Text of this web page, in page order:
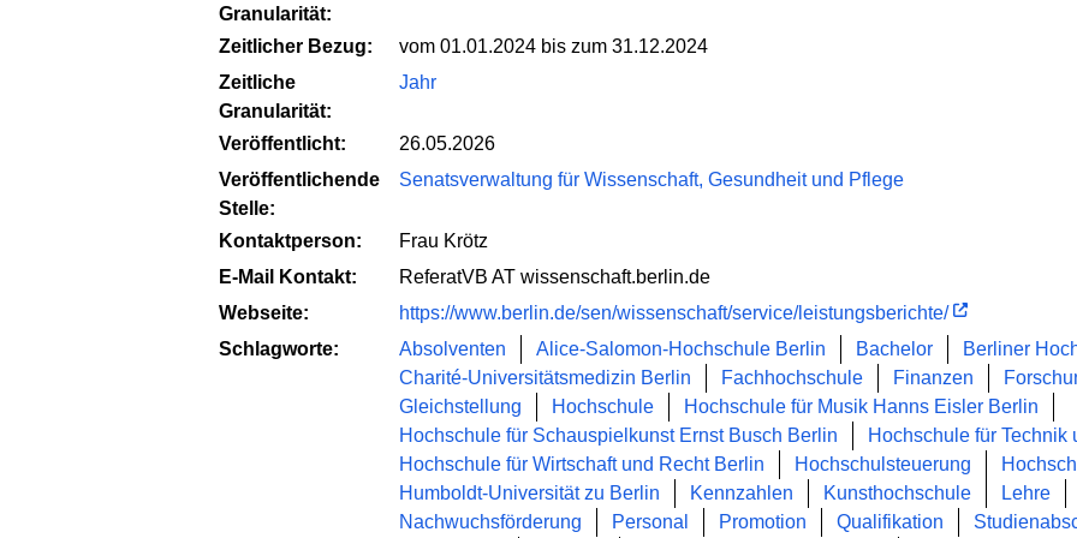
Granularität:
Zeitlicher Bezug:
vom 01.01.2024 bis zum 31.12.2024
Zeitliche
Granularität:
Jahr
Veröffentlicht:
26.05.2026
Veröffentlichende
Stelle:
Senatsverwaltung für Wissenschaft, Gesundheit und Pflege
Kontaktperson:
Frau Krötz
E-Mail Kontakt:
ReferatVB AT wissenschaft.berlin.de
Webseite:
https://www.berlin.de/sen/wissenschaft/service/leistungsberichte/
Schlagworte:
Absolventen Alice-Salomon-Hochschule Berlin Bachelor
Berliner
Charité-Universitätsmedizin Berlin
Fachhochschule Finanzen
Gleichstellung
Hochschule
Hochschule für Musik Hanns Eisler Berlin
Hochschule für Schauspielkunst Ernst Busch Berlin
Hochschule für Technik
Hochschule für Wirtschaft und Recht Berlin
Hochschulsteuerung
Humboldt-Universität zu Berlin
Kennzahlen Kunsthochschule
Lehre
Nachwuchsförderung
Personal Promotion Qualifikation